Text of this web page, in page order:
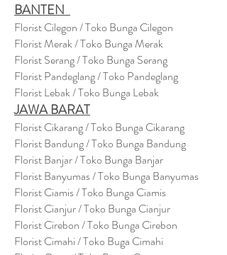
BANTEN
Florist Cilegon / Toko Bunga Cilegon
Florist Merak / Toko Bunga Merak
Florist Serang / Toko Bunga Serang
Florist Pandeglang / Toko Pandeglang
Florist Lebak / Toko Bunga Lebak
JAWA BARAT
Florist Cikarang/ Toko Bunga Cikarang
Florist Bandung / Toko Bunga Bandung
Florist Banjar / Toko Bunga Banjar
Florist Banyumas / Toko Bunga Banyumas
Florist Ciamis / Toko Bunga Ciamis
Florist Cianjur / Toko Bunga Cianjur
Florist Cirebon / Toko Bunga Cirebon
Florist Cimahi / Toko Buga Cimahi